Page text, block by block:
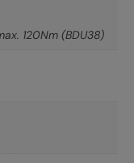
120Nm (BDU38)